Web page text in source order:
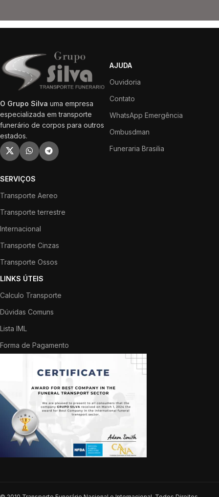
O Grupo Silva uma empresa
especializada em transporte
funerário de corpos para outros
estados.
AJUDA
Ouvidoria
Contato
WhatsApp Emergência
Ombusdman
Funeraria Brasilia
SERVIÇOS
Transporte Aereo
Transporte terrestre
Internacional
Transporte Cinzas
Transporte Ossos
LINKS ÚTEIS
Calculo Transporte
Dúvidas Comuns
Lista IML
Forma de Pagamento